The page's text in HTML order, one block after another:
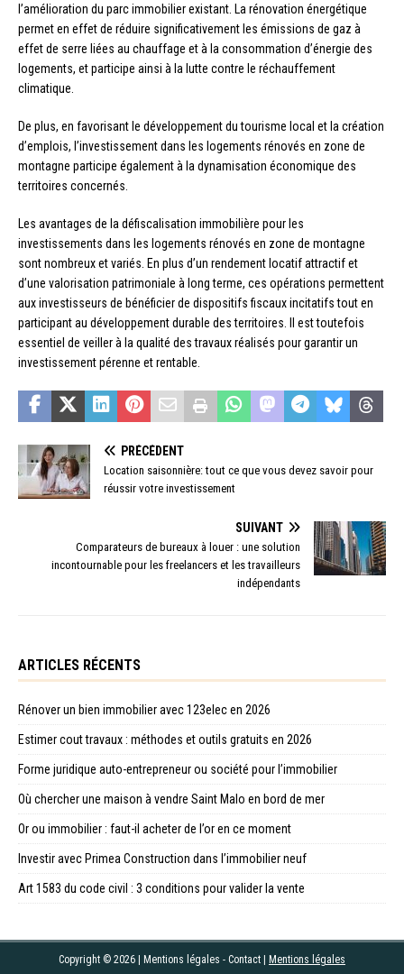
l’amélioration du parc immobilier existant. La rénovation énergétique
permet en effet de réduire significativement les émissions de gaz à
effet de serre liées au chauffage et à la consommation d’énergie des
logements, et participe ainsi à la lutte contre le réchauffement
climatique.
De plus, en favorisant le développement du tourisme local et la création
d’emplois, l’investissement dans les logements rénovés en zone de
montagne participe également à la dynamisation économique des
territoires concernés.
Les avantages de la défiscalisation immobilière pour les
investissements dans les logements rénovés en zone de montagne
sont nombreux et variés. En plus d’un rendement locatif attractif et
d’une valorisation patrimoniale à long terme, ces opérations permettent
aux investisseurs de bénéficier de dispositifs fiscaux incitatifs tout en
participant au développement durable des territoires. Il est toutefois
essentiel de veiller à la qualité des travaux réalisés pour garantir un
investissement pérenne et rentable.
PRÉCÉDENT
Location saisonnière: tout ce que vous devez savoir pour
réussir votre investissement
SUIVANT
Comparateurs de bureaux à louer : une solution
incontournable pour les freelancers et les travailleurs
indépendants
ARTICLES RÉCENTS
Rénover un bien immobilier avec 123elec en 2026
Estimer cout travaux : méthodes et outils gratuits en 2026
Forme juridique auto-entrepreneur ou société pour l’immobilier
Où chercher une maison à vendre Saint Malo en bord de mer
Or ou immobilier : faut-il acheter de l’or en ce moment
Investir avec Primea Construction dans l’immobilier neuf
Art 1583 du code civil : 3 conditions pour valider la vente
Copyright © 2026 | Mentions légales - Contact | Mentions légales